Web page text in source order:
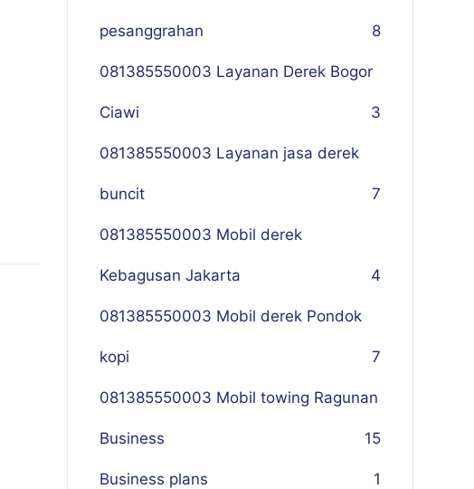
pesanggrahan 8
081385550003 Layanan Derek Bogor
Ciawi 3
081385550003 Layanan jasa derek
buncit 7
081385550003 Mobil derek
Kebagusan Jakarta 4
081385550003 Mobil derek Pondok
kopi 7
081385550003 Mobil towing Ragunan
5
Business 1
Business plans 1